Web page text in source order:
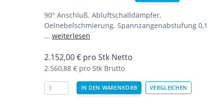
90° Anschluß. Abluftschalldämpfer,
Oelnebelschmierung. Spannzangenabstufung 0,1
... weiterlesen
2.152,00€ pro Stk Netto
2.560,88 € pro Stk Brutto